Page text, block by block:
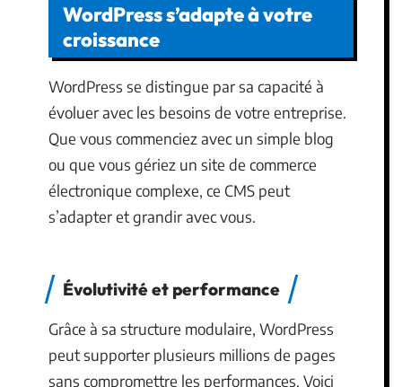
WordPress s’adapte à votre
croissance
WordPress se distingue par sa capacité à
évoluer avec les besoins de votre entreprise.
Que vous commenciez avec un simple blog
ou que vous gériez un site de commerce
électronique complexe, ce CMS peut
s’adapter et grandir avec vous.
Évolutivité et performance
Grâce à sa structure modulaire, WordPress
peut supporter plusieurs millions de pages
sans compromettre les performances. Voici